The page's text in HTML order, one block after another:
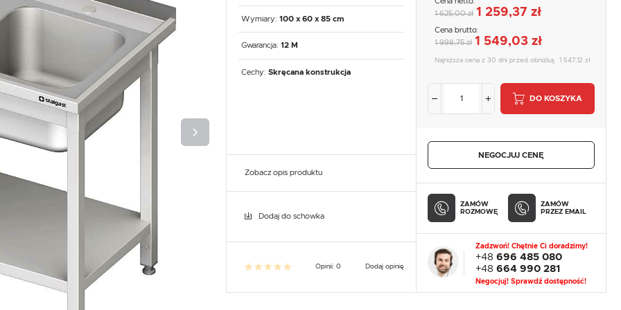
PROFESSIONAL
Wymiary: 100 x 60 x 85 cm
Gwarancja: 12 M
Cechy: Skręcana konstrukcja
Zobacz opis produktu
Dodaj do schowka
Opinii: 0 Dodaj opinię
1 625,00 zł 1 259,37 zł
Cena brutto:
1 998,75 zł 1 549,03 zł
Najniższa cena z 30 dni przed obniżką:1 547,12 zł
DO KOSZYKA
NEGOCJUJ CENĘ
ZAMÓW
ROZMOWĘ
ZAMÓW
PRZEZ EMAIL
Zadzwoń! Chętnie Ci doradzimy!
+48 696 485 080
+48 664 990 281
Negocjuj! Sprawdź dostępność!